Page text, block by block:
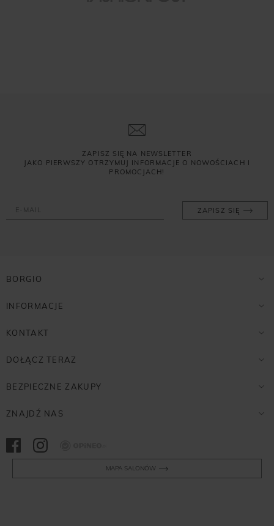
ZAPISZ SIĘ NA NEWSLETTER
JAKO PIERWSZY OTRZYMUJ INFORMACJE O NOWOŚCIACH I
PROMOCJACH!
ZAPISZ SIĘ
BORGIO
INFORMACJE
KONTAKT
DOŁĄCZ TERAZ
BEZPIECZNE ZAKUPY
ZNAJDŹ NAS
MAPA SALONÓW